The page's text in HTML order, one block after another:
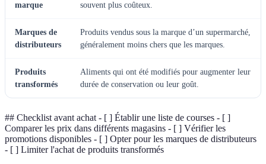
marque
souvent plus coûteux.
Marques de
distributeurs
Produits vendus sous la marque d’un supermarché,
généralement moins chers que les marques.
Produits
transformés
Aliments qui ont été modifiés pour augmenter leur
durée de conservation ou leur goût.
## Checklist avant achat - [ ] Établir une liste de courses - [ ]
Comparer les prix dans différents magasins - [ ] Vérifier les
promotions disponibles - [ ] Opter pour les marques de distributeurs
- [ ] Limiter l'achat de produits transformés